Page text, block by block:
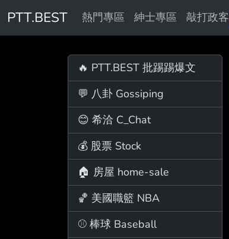
PTT.BEST 熱門專區 紳士專區 敲打政客
🔥 PTT.BEST 批踢踢爆文
💬 八卦 Gossiping
😊 希洽 C_Chat
💰 股票 Stock
🏠 房屋 home-sale
🏀 美國職籃 NBA
⚾ 棒球 Baseball